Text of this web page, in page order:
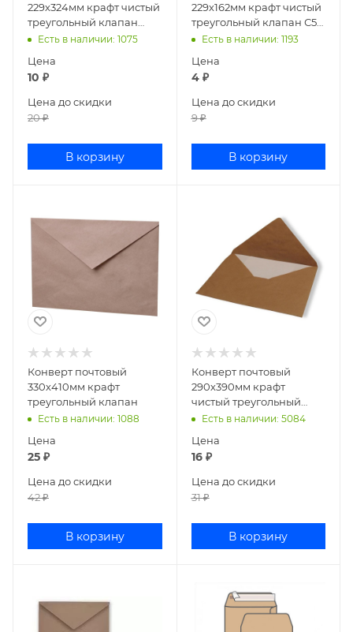
229х324мм крафт чистый
треугольный клапан
С4Ж/
Есть в наличии: 1075
Цена
10 ₽
Цена до скидки
20₽
В корзину
229х162мм крафт чистый
треугольный клапан С5
декстрин
Есть в наличии: 1193
Цена
4₽
Цена до скидки
9₽
В корзину
Конверт почтовый
330х410мм крафт
треугольный клапан
Есть в наличии: 1088
Цена
25 ₽
Цена до скидки
42₽
В корзину
Конверт почтовый
290х390мм крафт
чистый треугольный
клапан С3 2939КТТ
Есть в наличии: 5084
Цена
16₽
Цена до скидки
31₽
В корзину